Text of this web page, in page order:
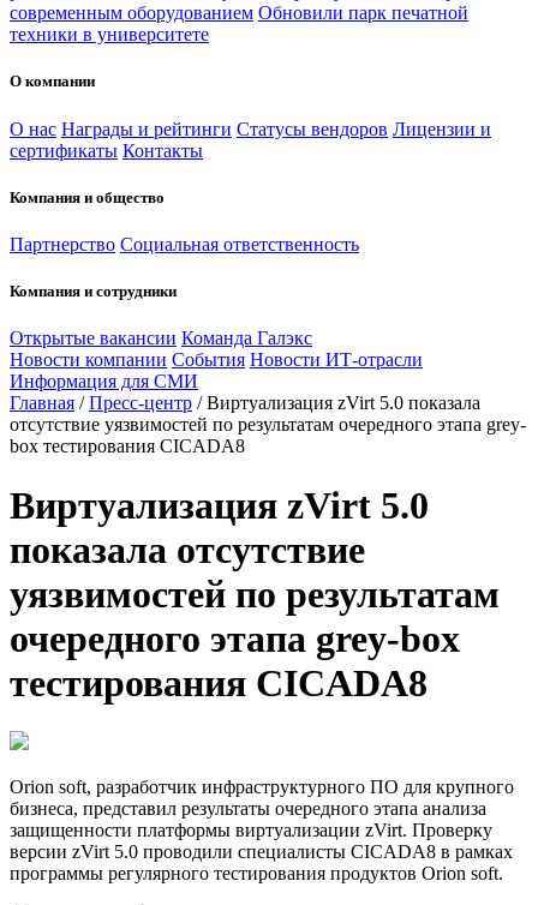
современным оборудованием Обновили парк печатной
техники в университете
О компании
О нас Награды и рейтинги Статусы вендоров Лицензии и
сертификаты Контакты
Компания и общество
Партнерство Социальная ответственность
Компания и сотрудники
Открытые вакансии Команда Галэкс
Новости компании События Новости ИТ-отрасли
Информация для СМИ
Главная / Пресс-центр / Виртуализация zVirt 5.0 показала
отсутствие уязвимостей по результатам очередного этапа grey-
box тестирования CICADA8
Виртуализация zVirt 5.0
показала отсутствие
уязвимостей по результатам
очередного этапа grey-box
тестирования CICADA8
Orion soft, разработчик инфраструктурного ПО для крупного
бизнеса, представил результаты очередного этапа анализа
защищенности платформы виртуализации zVirt. Проверку
версии zVirt 5.0 проводили специалисты CICADA8 в рамках
программы регулярного тестирования продуктов Orion soft.